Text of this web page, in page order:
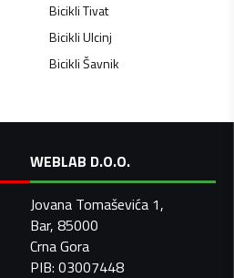
BicikliTivat
BicikliUlcinj
BicikliŠavnik
WEBLAB D.O.O.
Jovana Tomaševića 1,
Bar, 85000
Crna Gora
PIB: 03007448